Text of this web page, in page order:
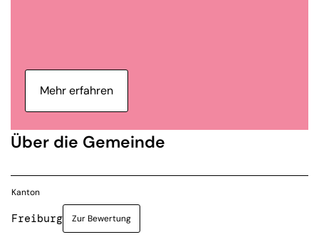
Mehr erfahren
Über die Gemeinde
Kanton
Freiburg Zur Bewertung